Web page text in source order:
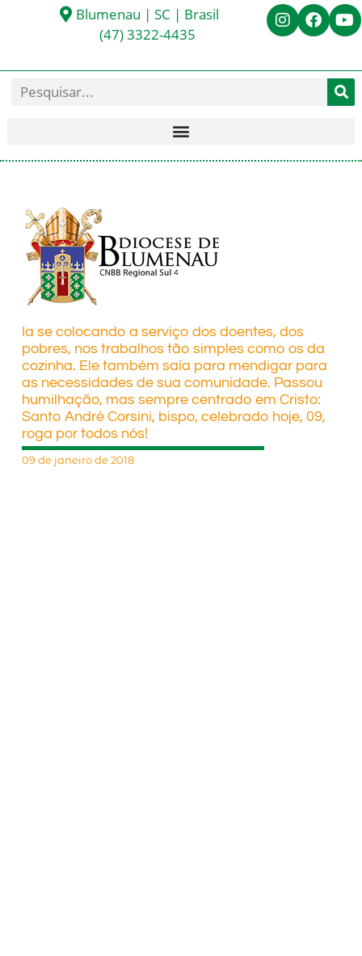
Blumenau | SC | Brasil
(47) 3322-4435
Ia se colocando a serviço dos doentes, dos
pobres, nos trabalhos tão simples como os da
cozinha. Ele também saía para mendigar para
as necessidades de sua comunidade. Passou
humilhação, mas sempre centrado em Cristo:
Santo André Corsini, bispo, celebrado hoje, 09,
roga por todos nós!
09 de janeiro de 2018